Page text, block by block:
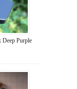
Deep Purple